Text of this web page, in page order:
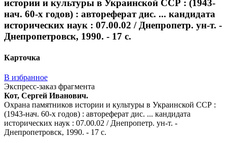
истории и культуры в Украинской ССР : (1943-
нач. 60-х годов) : автореферат дис. ... кандидата
исторических наук : 07.00.02 / Днепропетр. ун-т. -
Днепропетровск, 1990. - 17 с.
Карточка
В избранное
Экспресс-заказ фрагмента
Кот, Сергей Иванович.
Охрана памятников истории и культуры в Украинской ССР :
(1943-нач. 60-х годов) : автореферат дис. ... кандидата
исторических наук : 07.00.02 / Днепропетр. ун-т. -
Днепропетровск, 1990. - 17 с.